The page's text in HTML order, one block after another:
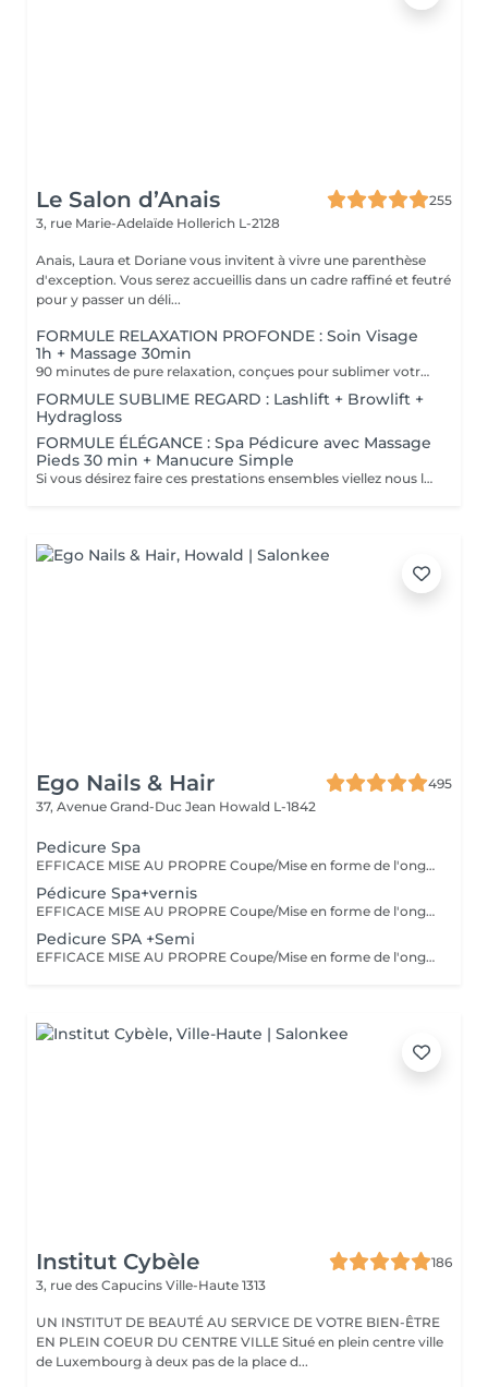
Le Salon d’Anais
255
3, rue Marie-Adelaïde Hollerich L-2128
Anais, Laura et Doriane vous invitent à vivre une parenthèse
d'exception. Vous serez accueillis dans un cadre raffiné et feutré
pour y passer un déli...
FORMULE RELAXATION PROFONDE : Soin Visage
1h + Massage 30min
90 minutes de pure relaxation, conçues pour sublimer votre peau tout en relâchant les tensions du corps. Une Tisane détox vous sera offerte pour prolonger cet instant de douceur.
FORMULE SUBLIME REGARD : Lashlift + Browlift +
Hydragloss
FORMULE ÉLÉGANCE : Spa Pédicure avec Massage
Pieds 30 min + Manucure Simple
Si vous désirez faire ces prestations ensembles viellez nous le préciser en note lors de votre réservation. Un supplément vous sera demander si vous souhaiter un vernis simple ou semi-permanent.
Ego Nails & Hair
495
37, Avenue Grand-Duc Jean Howald L-1842
Pedicure Spa
EFFICACE MISE AU PROPRE Coupe/Mise en forme de l'ongle/retrait des cuticules/retrait des callosités/peeling/gommage/crème La pédicure classique est une pédicure simple complète et efficace elle est parfaite pour entretenir vos pieds tout au long de l'année.
Pédicure Spa+vernis
EFFICACE MISE AU PROPRE Coupe/Mise en forme de l'ongle/retrait des cuticules/retrait des callosités/peeling/gommage/crème La pédicure classique est une pédicure simple complète et efficace elle est parfaite pour entretenir vos pieds tout au long de l'année.
Pedicure SPA +Semi
EFFICACE MISE AU PROPRE Coupe/Mise en forme de l'ongle/retrait des cuticules/retrait des callosités/peeling/gommage/crème La pédicure classique est une pédicure simple complète et efficace elle est parfaite pour entretenir vos pieds tout au long de l'année.
Institut Cybèle
186
3, rue des Capucins Ville-Haute 1313
UN INSTITUT DE BEAUTÉ AU SERVICE DE VOTRE BIEN-ÊTRE
EN PLEIN COEUR DU CENTRE VILLE Situé en plein centre ville
de Luxembourg à deux pas de la place d...